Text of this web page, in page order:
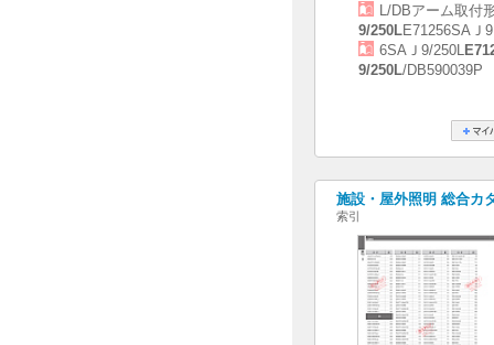
L/DBアーム取付
9/250LE71256SAＪ9
6SAＪ9/250L
9/250L/DB590039P
施設・屋外照明 総合カ
索引